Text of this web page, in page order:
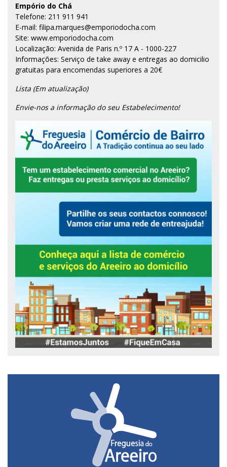
Empório do Chá
Telefone: 211 911 941
E-mail: filipa.marques@emporiodocha.com
Site: www.emporiodocha.com
Localização: Avenida de Paris n.º 17 A - 1000-227
Informações: Serviço de take away e entregas ao domicilio
gratuitas para encomendas superiores a 20€
Lista (Em atualização)
Envie-nos a informação do seu Estabelecimento!